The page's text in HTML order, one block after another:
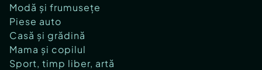
Modă și frumusețe
Piese auto
Casă și grădină
Mama și copilul
Sport, timp liber, artă